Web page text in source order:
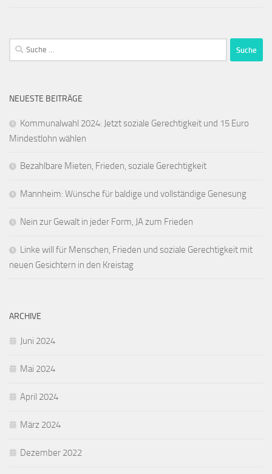
Suche
nach:
NEUESTE BEITRÄGE
Kommunalwahl 2024: Jetzt soziale Gerechtigkeit und 15 Euro
Mindestlohn wählen
Bezahlbare Mieten, Frieden, soziale Gerechtigkeit
Mannheim: Wünsche für baldige und vollständige Genesung
Nein zur Gewalt in jeder Form, JA zum Frieden
Linke will für Menschen, Frieden und soziale Gerechtigkeit mit
neuen Gesichtern in den Kreistag
ARCHIVE
Juni 2024
Mai 2024
April 2024
März 2024
Dezember 2022